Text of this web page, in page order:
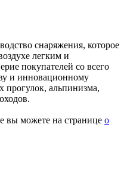
снаряжения, которое
легким и
покупателей со всего
и инновационному
прогулок, альпинизма,
вы можете на странице о